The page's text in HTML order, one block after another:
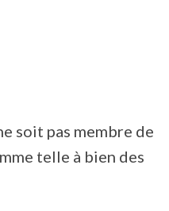
soit pas membre de
telle à bien des